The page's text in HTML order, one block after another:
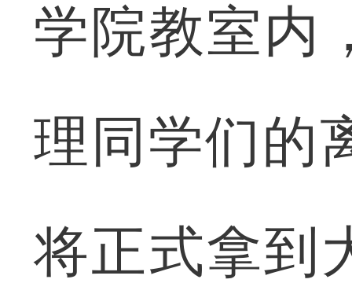
学院教室内
理同学们的
将正式拿到